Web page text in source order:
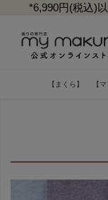
*6,990円(税込)
【まくら】 【